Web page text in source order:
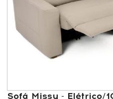
Sofá Missy - Elétrico/